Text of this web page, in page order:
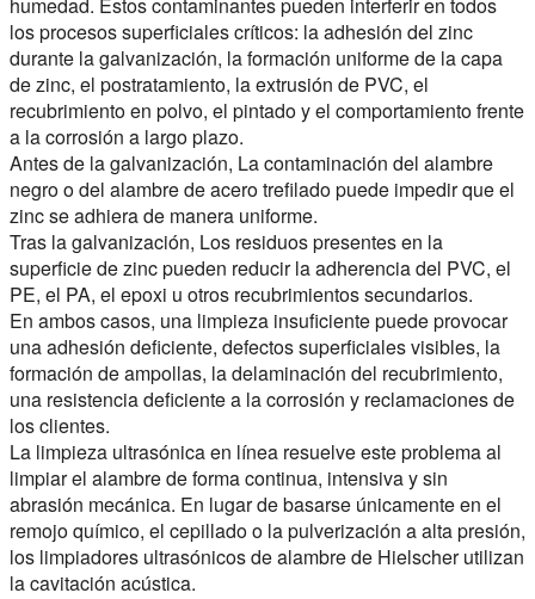
humedad. Estos contaminantes pueden interferir en todos
los procesos superficiales críticos: la adhesión del zinc
durante la galvanización, la formación uniforme de la capa
de zinc, el postratamiento, la extrusión de PVC, el
recubrimiento en polvo, el pintado y el comportamiento frente
a la corrosión a largo plazo.
Antes de la galvanización, La contaminación del alambre
negro o del alambre de acero trefilado puede impedir que el
zinc se adhiera de manera uniforme.
Tras la galvanización, Los residuos presentes en la
superficie de zinc pueden reducir la adherencia del PVC, el
PE, el PA, el epoxi u otros recubrimientos secundarios.
En ambos casos, una limpieza insuficiente puede provocar
una adhesión deficiente, defectos superficiales visibles, la
formación de ampollas, la delaminación del recubrimiento,
una resistencia deficiente a la corrosión y reclamaciones de
los clientes.
La limpieza ultrasónica en línea resuelve este problema al
limpiar el alambre de forma continua, intensiva y sin
abrasión mecánica. En lugar de basarse únicamente en el
remojo químico, el cepillado o la pulverización a alta presión,
los limpiadores ultrasónicos de alambre de Hielscher utilizan
la cavitación acústica.